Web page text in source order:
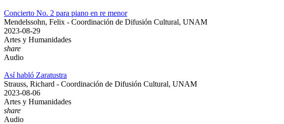
Concierto No. 2 para piano en re menor
Mendelssohn, Felix - Coordinación de Difusión Cultural, UNAM
2023-08-29
Artes y Humanidades
share
Audio
Así habló Zaratustra
Strauss, Richard - Coordinación de Difusión Cultural, UNAM
2023-08-06
Artes y Humanidades
share
Audio